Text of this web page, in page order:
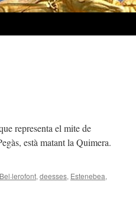
representa el mite de
està matant la Quimera.
Bel·lerofont, deesses, Estenebea,